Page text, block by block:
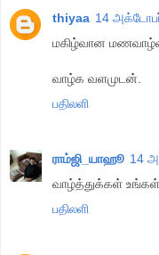
thiyaa 14
மகிழ்வான
வாழ்க வளமுடன்.
பதிலளி
ராம்ஜி_யாஹூ 14
வாழ்த்துக்கள் உங்கள்
பதிலளி